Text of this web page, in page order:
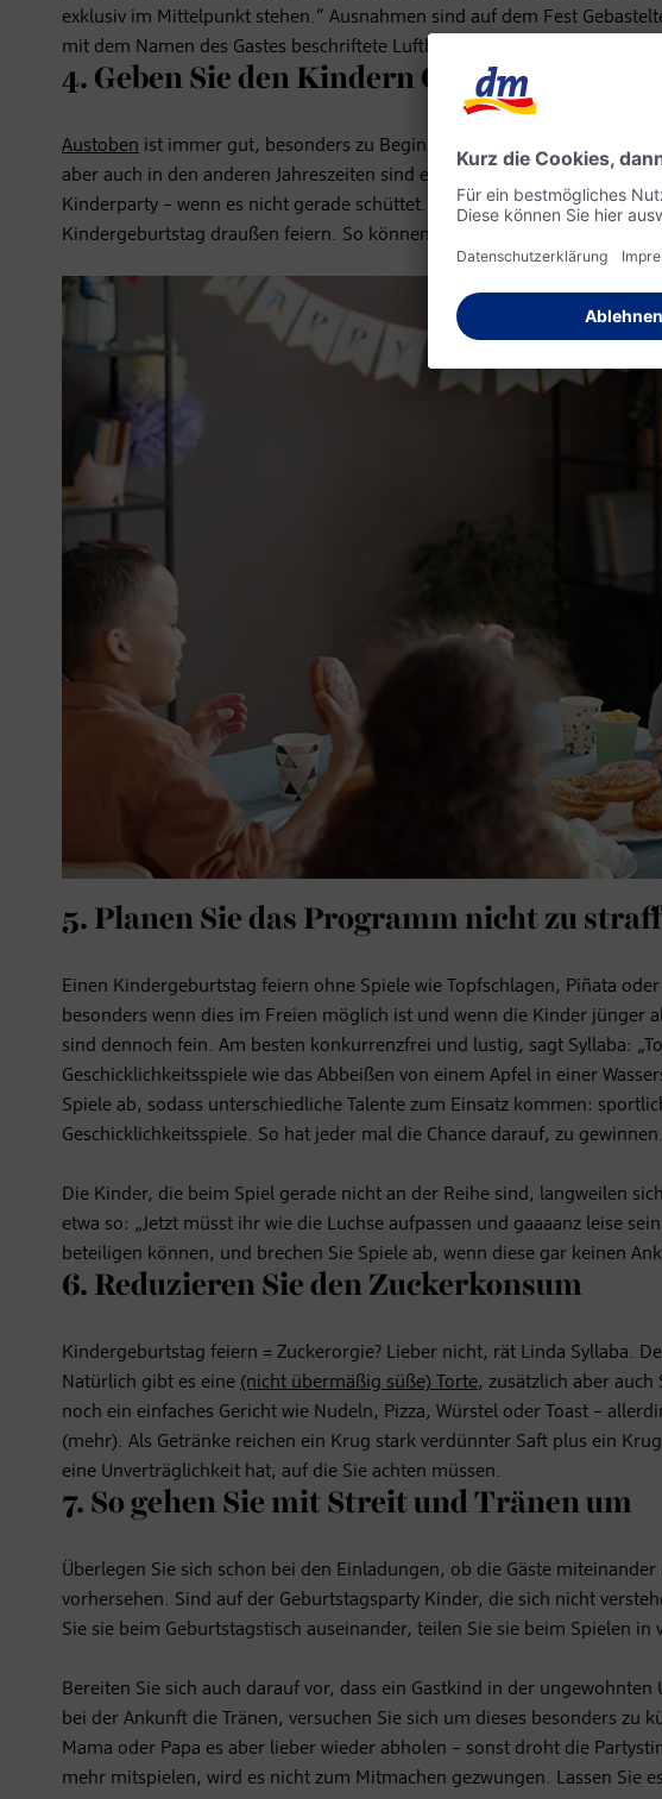
exklusiv im Mittelpunkt stehen.“ Ausnahmen sind auf dem Fest
mit dem Namen des Gastes beschriftete Luftballons.
4. Geben Sie den Kindern Gelegenheit zum
Austoben ist immer gut, besonders zu Beginn eines
aber auch in den anderen Jahreszeiten sind ein altersgerechter
Kinderparty – wenn es nicht gerade schüttet. Kündigen Sie dann aber
Kindergeburtstag draußen feiern. So können die Eltern ihre Kinder
5. Planen Sie das Programm nicht zu straff
Einen Kindergeburtstag feiern ohne Spiele wie Topfschlagen, Piñata
besonders wenn dies im Freien möglich ist und wenn die Kinder jünger
sind dennoch fein. Am besten konkurrenzfrei und lustig, sagt Syllaba:
Geschicklichkeitsspiele wie das Abbeißen von einem Apfel in einer
Spiele ab, sodass unterschiedliche Talente zum Einsatz kommen:
Geschicklichkeitsspiele. So hat jeder mal die Chance darauf, zu gewinnen.
Die Kinder, die beim Spiel gerade nicht an der Reihe sind, langweilen
etwa so: „Jetzt müsst ihr wie die Luchse aufpassen und gaaaanz leise
beteiligen können, und brechen Sie Spiele ab, wenn diese gar keinen
6. Reduzieren Sie den Zuckerkonsum
Kindergeburtstag feiern = Zuckerorgie? Lieber nicht, rät Linda Syllaba.
Natürlich gibt es eine (nicht übermäßig süße) Torte, zusätzlich aber
noch ein einfaches Gericht wie Nudeln, Pizza, Würstel oder Toast –
(mehr). Als Getränke reichen ein Krug stark verdünnter Saft plus ein
eine Unverträglichkeit hat, auf die Sie achten müssen.
7. So gehen Sie mit Streit und Tränen um
Überlegen Sie sich schon bei den Einladungen, ob die Gäste
vorhersehen. Sind auf der Geburtstagsparty Kinder, die sich nicht
Sie sie beim Geburtstagstisch auseinander, teilen Sie sie beim Spielen in
Bereiten Sie sich auch darauf vor, dass ein Gastkind in der
bei der Ankunft die Tränen, versuchen Sie sich um dieses besonders zu
Mama oder Papa es aber lieber wieder abholen – sonst droht die
mehr mitspielen, wird es nicht zum Mitmachen gezwungen. Lassen Sie